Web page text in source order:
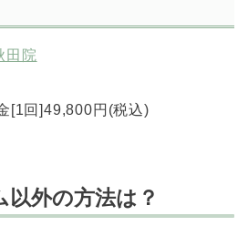
田院
[1回]49,800円(税込)
外の方法は？